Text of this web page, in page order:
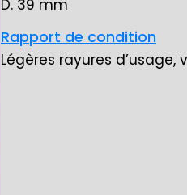
D. 39 mm
Rapport de condition
Légères rayures d’usage,